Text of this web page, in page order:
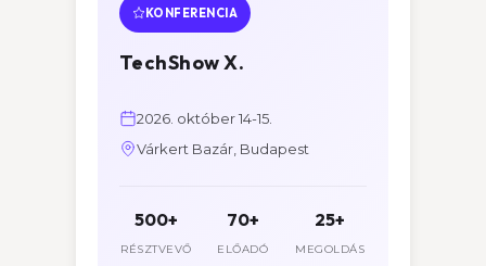
KONFERENCIA
TechShow X.
2026. október 14-15.
Várkert Bazár, Budapest
500+
RÉSZTVEVŐ
70+
ELŐADÓ
25+
MEGOLDÁS